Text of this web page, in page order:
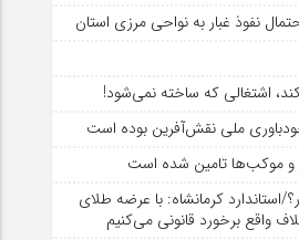
نفوذ غبار به نواحی مرزی استان
اشتغالی که ساخته نمی‌شود!
ملی نقش‌آفرین بوده است
و موکب‌ها تامین شده است
عیار یا اعتماد ۱۸ عیار؟/استاندارد کرمانشاه: با عرضه طلای
واقع برخورد قانونی می‌کنیم